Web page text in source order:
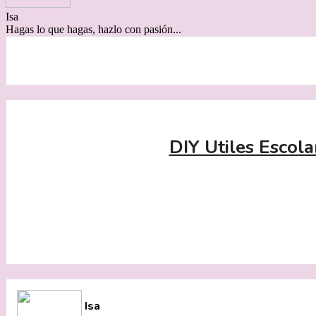
Isa
Hagas lo que hagas, hazlo con pasión...
DIY Utiles
Isa